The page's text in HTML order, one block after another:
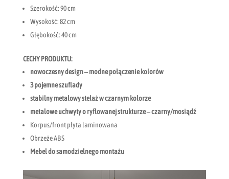
Szerokość: 90 cm
Wysokość: 82 cm
Głębokość: 40 cm
CECHY PRODUKTU:
nowoczesny design – modne połączenie kolorów
3 pojemne szuflady
stabilny metalowy stelaż w czarnym kolorze
metalowe uchwyty o ryflowanej strukturze – czarny/mosiądź
Korpus/front płyta laminowana
Obrzeże ABS
Mebel do samodzielnego montażu